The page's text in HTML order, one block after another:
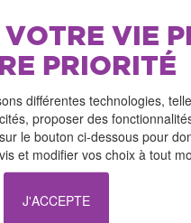
VOTRE VIE
PRIORITÉ
différentes technologies,
proposer des
le bouton ci-dessous pour
et modifier vos choix à tout
J'ACCEPTE
Autheuil-Authouillet. Et
et le Judo club.
les bénévoles
de créateurs et